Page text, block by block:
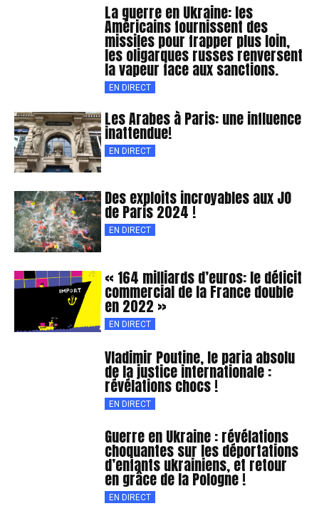
La guerre en Ukraine: les
Américains fournissent des
missiles pour frapper plus loin,
les oligarques russes renversent
la vapeur face aux sanctions.
EN DIRECT
Les Arabes à Paris: une influence
inattendue!
EN DIRECT
Des exploits incroyables aux JO
de Paris 2024 !
EN DIRECT
« 164 milliards d’euros: le déficit
commercial de la France double
en 2022 »
EN DIRECT
Vladimir Poutine, le paria absolu
de la justice internationale :
révélations chocs !
EN DIRECT
Guerre en Ukraine : révélations
choquantes sur les déportations
d’enfants ukrainiens, et retour
en grâce de la Pologne !
EN DIRECT